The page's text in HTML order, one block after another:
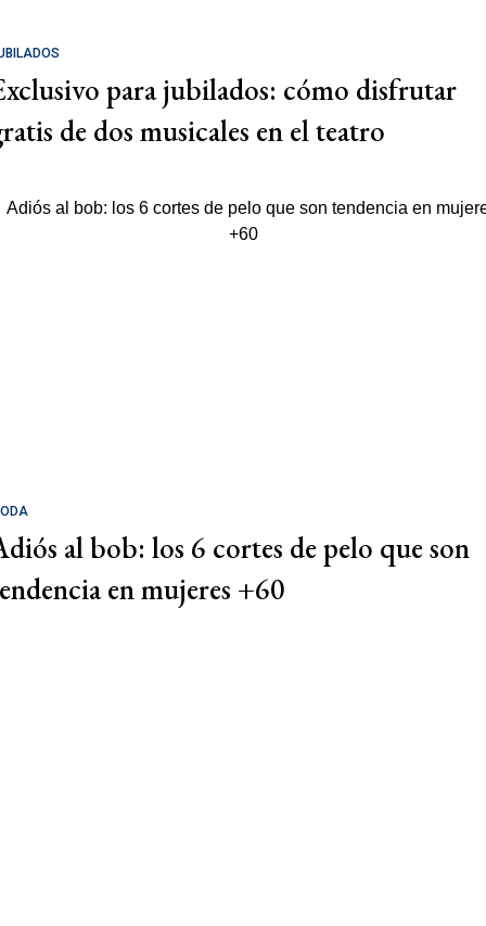
para jubilados: cómo disfrutar
de dos musicales en el teatro
al bob: los 6 cortes de pelo que son
en mujeres +60